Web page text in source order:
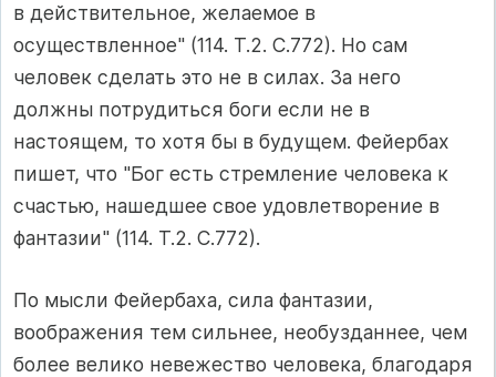
в действительное, желаемое в
осуществленное" (114. Т.2. С.772). Но сам
человек сделать это не в силах. За него
должны потрудиться боги если не в
настоящем, то хотя бы в будущем. Фейербах
пишет, что "Бог есть стремление человека к
счастью, нашедшее свое удовлетворение в
фантазии" (114. Т.2. С.772).
По мысли Фейербаха, сила фантазии,
воображения тем сильнее, необузданнее, чем
более велико невежество человека, благодаря